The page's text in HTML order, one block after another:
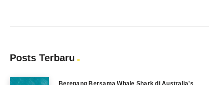
Posts Terbaru
Berenang Bersama Whale Shark di Australia’s